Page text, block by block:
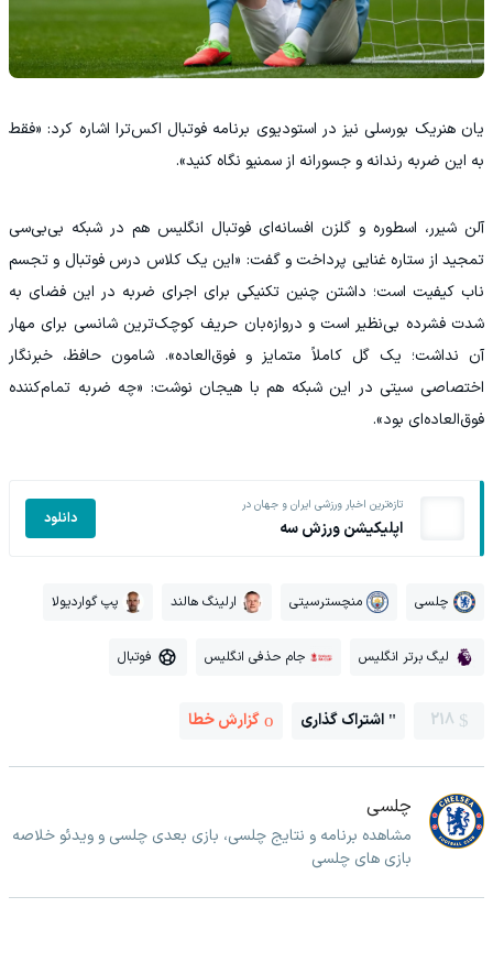
یان هنریک بورسلی نیز در استودیوی برنامه فوتبال اکس‌ترا اشاره کرد: «فقط
به این ضربه رندانه و جسورانه از سمنیو نگاه کنید».
آلن شیرر، اسطوره و گلزن افسانه‌ای فوتبال انگلیس هم در شبکه بی‌بی‌سی
تمجید از ستاره غنایی پرداخت و گفت: «این یک کلاس درس فوتبال و تجسم
ناب کیفیت است؛ داشتن چنین تکنیکی برای اجرای ضربه در این فضای به
شدت فشرده بی‌نظیر است و دروازه‌بان حریف کوچک‌ترین شانسی برای مهار
آن نداشت؛ یک گل کاملاً متمایز و فوق‌العاده». شامون حافظ، خبرنگار
اختصاصی سیتی در این شبکه هم با هیجان نوشت: «چه ضربه تمام‌کننده
فوق‌العاده‌ای بود».
تازه‌ترین اخبار ورزشی ایران و جهان در
اپلیکیشن ورزش سه دانلود
چلسی منچسترسیتی ارلینگ هالند پپ گواردیولا
لیگ برتر انگلیس جام حذفی انگلیس فوتبال
218 اشتراک گذاری گزارش خطا
چلسی
مشاهده برنامه و نتایج چلسی، بازی بعدی چلسی و ویدئو خلاصه
بازی های چلسی